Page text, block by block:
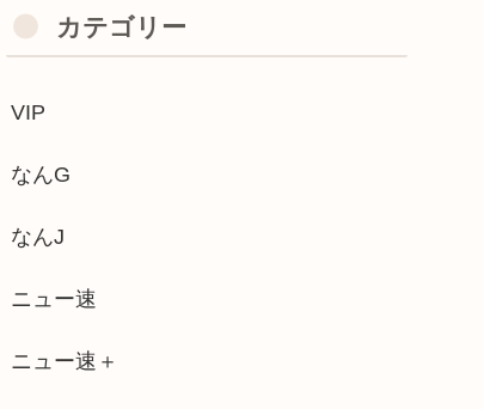
のスパロボ参戦で大人気ロボ作品...
ャンセルか 業務妨害容疑で女逮捕
ソ首脳陣も驚き！ 逆に、10年メ...
も売れまくりで笑いが止まら...
が遅れ寿命がのびることが判明...
みまだ覚えてるの」俺くん「マ...
カテゴリー
VIP
なんG
なんJ
ニュー速
ニュー速＋